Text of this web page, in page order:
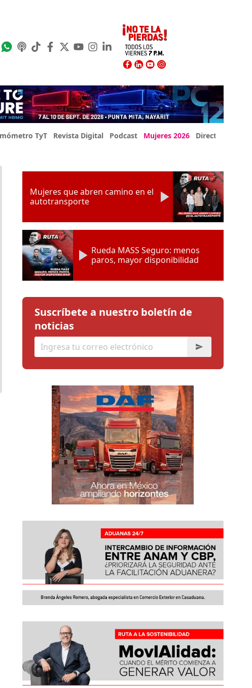
TyT Revista Digital Podcast Mujeres 2026 Directorio Expo
Mujeres que abren camino en el
autotransporte
Rueda MASS Seguro: menos
paros, mayor disponibilidad
Suscríbete a nuestro boletín de
noticias